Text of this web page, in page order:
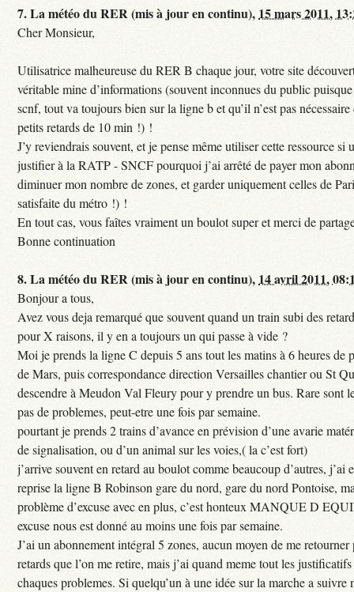
7.La météo du RER (mis à jour en continu), 15 mars 2011,
Cher Monsieur,
Utilisatrice malheureuse du RER B chaque jour, votre site
véritable mine d’informations (souvent inconnues du public
scnf, tout va toujours bien sur la ligne b et qu’il n’est pas
petits retards de 10 min !) !
J’y reviendrais souvent, et je pense même utiliser cette ressource si
justifier à la RATP - SNCF pourquoi j’ai arrêté de payer mon
diminuer mon nombre de zones, et garder uniquement celles de
satisfaite du métro !) !
En tout cas, vous faîtes vraiment un boulot super et merci de
Bonne continuation
8.La météo du RER (mis à jour en continu), 14 avril 2011,
Bonjour a tous,
Avez vous deja remarqué que souvent quand un train subi des
pour X raisons, il y en a toujours un qui passe à vide ?
Moi je prends la ligne C depuis 5 ans tout les matins à 6 heures de
de Mars, puis correspondance direction Versailles chantier ou St
descendre à Meudon Val Fleury pour y prendre un bus. Rare sont
pas de problemes, peut-etre une fois par semaine.
pourtant je prends 2 trains d’avance en prévision d’une avarie
de signalisation, ou d’un animal sur les voies,( la c’est fort)
j’arrive souvent en retard au boulot comme beaucoup d’autres, j’ai
reprise la ligne B Robinson gare du nord, gare du nord Pontoise,
problème d’excuse avec en plus, c’est honteux MANQUE D
excuse nous est donné au moins une fois par semaine.
J’ai un abonnement intégral 5 zones, aucun moyen de me
retards que l’on me retire, mais j’ai quand meme tout les
chaques problemes. Si quelqu’un à une idée sur la marche a suivre